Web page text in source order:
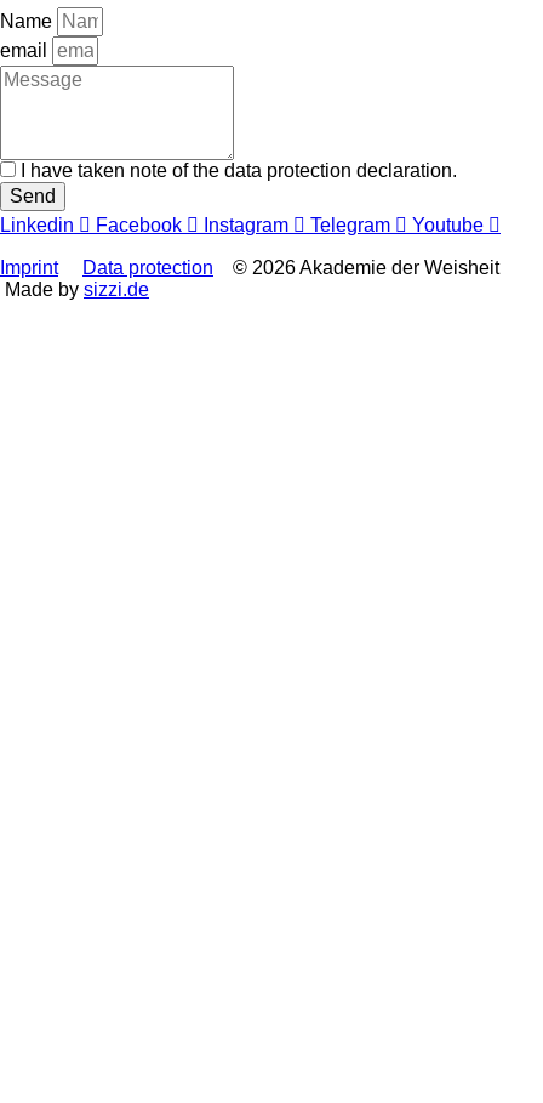
Name
email
I have taken note of the data protection declaration.
Send
Linkedin
Facebook Instagram Telegram Youtube
Imprint Data protection © 2026 Akademie der Weisheit
Made by sizzi.de